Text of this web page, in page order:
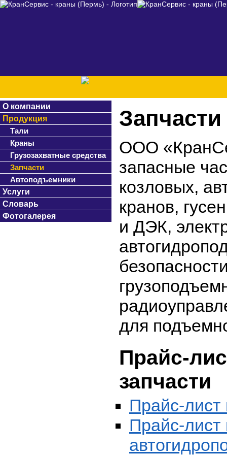
О компании
Продукция
Тали
Краны
Грузозахватные средства
Запчасти
Автоподъемники
Услуги
Словарь
Фотогалерея
Запчасти
ООО
запасные
козловых,
кранов,
и ДЭК,
для
Прайс-
запчасти
Прайс-лист
Прайс-лист